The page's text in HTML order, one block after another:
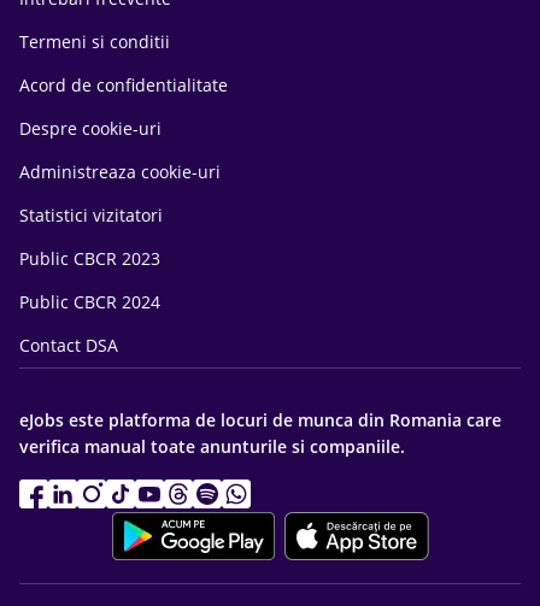
Termeni si conditii
Acord de confidentialitate
Despre cookie-uri
Administreaza cookie-uri
Statistici vizitatori
Public CBCR 2023
Public CBCR 2024
Contact DSA
eJobs este platforma de locuri de munca din Romania care
verifica manual toate anunturile si companiile.